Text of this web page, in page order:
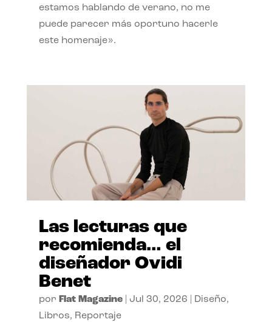
estamos hablando de verano, no me
puede parecer más oportuno hacerle
este homenaje».
Las lecturas que
recomienda… el
diseñador Ovidi
Benet
por Flat Magazine| Jul 30, 2026 Diseño,
Libros, Reportaje